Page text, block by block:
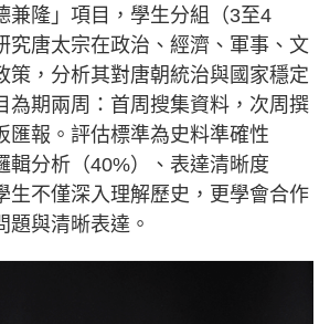
兼隆」項目，學生分組（3至4
究唐太宗在政治、經濟、軍事、文
策，分析其對唐朝統治與國家穩定
為期兩周：首周搜集資料，次周撰
匯報。評估標準為史料準確性
輯分析（40%）、表達清晰度
生不僅深入理解歷史，更學會合作
題與清晰表達。